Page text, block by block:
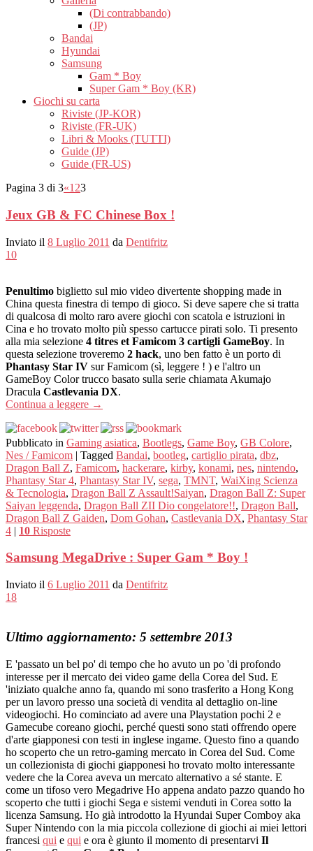
(Di contrabbando)
(JP)
Bandai
Hyundai
Samsung
Gam * Boy
Super Gam * Boy (KR)
Giochi su carta
Riviste (JP-KOR)
Riviste (FR-UK)
Libri & Mooks (TUTTI)
Guide (JP)
Guide (FR-US)
Pagina 3 di 3«1 23
Jeux GB & FC Chinese Box !
Inviato il 8 Luglio 2011 da Dentifritz
10
Penultimo biglietto sul mio video divertente shopping made in
China questa finestra di tempo di gioco. Si deve sapere che si tratta
di qualcosa di molto raro avere giochi con scatola e istruzioni in
Cina e ho trovato molto più spesso cartucce pirati solo. Ti presento
alla mia selezione 4 titres et Famicom 3 cartigli GameBoy. In
questa selezione troveremo 2 hack, uno ben fatto è un porto di
Phantasy Star IV sur Famicom (sì, leggere ! ) e l'altro un
GameBoy Color trucco basato sulla serie chiamata Akumajo
Dracula Castlevania DX.
Continua a leggere →
Pubblicato in Gaming asiatica, Bootlegs, Game Boy, GB Colore,
Nes / Famicom | Tagged Bandai, bootleg, cartiglio pirata, dbz,
Dragon Ball Z, Famicom, hackerare, kirby, konami, nes, nintendo,
Phantasy Star 4, Phantasy Star IV, sega, TMNT, WaiXing Scienza
& Tecnologia, Dragon Ball Z Assault!Saiyan, Dragon Ball Z: Super
Saiyan leggenda, Dragon Ball ZII Dio congelatore!!, Dragon Ball,
Dragon Ball Z Gaiden, Dom Gohan, Castlevania DX, Phantasy Star
4 | 10 Risposte
Samsung MegaDrive : Super Gam * Boy !
Inviato il 6 Luglio 2011 da Dentifritz
18
Ultimo aggiornamento: 5 settembre 2013
E 'passato un bel po' di tempo che ho avuto un po 'di profondo
interesse per il mercato dei video game della Corea del Sud. E
'iniziato qualche anno fa, quando mi sono trasferito a Hong Kong
per un lavoro presso una società di vendita al dettaglio on-line
videogiochi. Ho cominciato ad avere una Playstation pochi 2 e
Gamecube coreano giochi, perché questi sono stati offrendo opere
d'arte giapponesi con testi in inglese ingame. Questo fino a quando
ho scoperto che un retro-gaming mercato in Corea del Sud. Come
un collezionista di giochi giapponesi ho trovato molto interessante
vedere che la Corea aveva un mercato alternativo a sé stante. E
come un tifoso vero Megadrive Ho appena andato pazzo quando ho
scoperto che tutti i giochi Sega e sistemi venduti in Corea sotto la
licenza Samsung. Ho già introdotto la Hyundai Super Comboy aka
Super Nintendo con la mia piccola collezione di giochi ai miei lettori
francesi qui e qui e ora è giunto il momento di presentarvi Il